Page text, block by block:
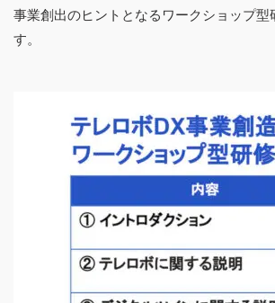
事業創出のヒントとなるワークショップ型
す。